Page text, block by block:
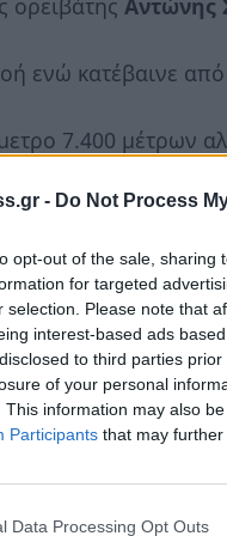
- Do Not Process
opt-out of the sale,
for targeted
selection. Please note that
interest-based ads
to third parties
of your personal
This information may also
Participants that may further
Data Processing Opt Outs
ενώ κατέβαινε
7.400 μέτρων
τεράστια σωματική